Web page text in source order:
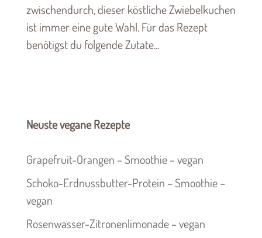
zwischendurch, dieser köstliche Zwiebelkuchen
ist immer eine gute Wahl. Für das Rezept
benötigst du folgende Zutate...
Neuste vegane Rezepte
Grapefruit-Orangen – Smoothie – vegan
Schoko-Erdnussbutter-Protein – Smoothie –
vegan
Rosenwasser-Zitronenlimonade – vegan